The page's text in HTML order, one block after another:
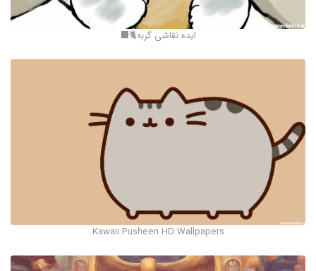
ایده نقاشی گربه🐈‍⬛
Kawaii Pusheen HD Wallpapers